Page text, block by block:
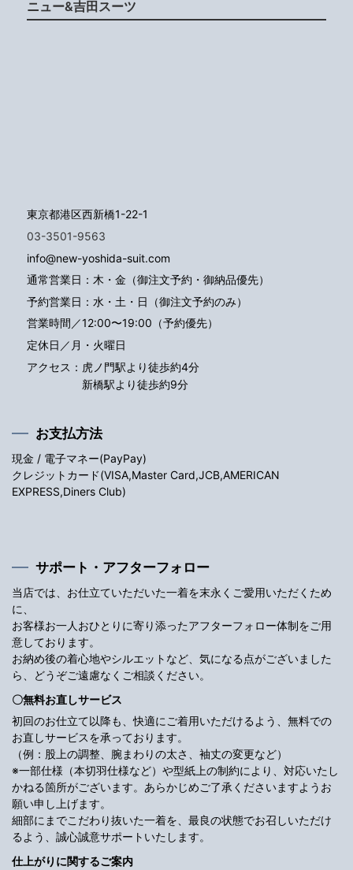
ニュー&吉田スーツ
東京都港区西新橋1-22-1
03-3501-9563
info@new-yoshida-suit.com
通常営業日：木・金（御注文予約・御納品優先）
予約営業日：水・土・日（御注文予約のみ）
営業時間／12:00〜19:00（予約優先）
定休日／月・火曜日
アクセス： 虎ノ門駅より徒歩約4分
新橋駅より徒歩約9分
お支払方法
現金 / 電子マネー(PayPay)
クレジットカード(VISA,Master Card,JCB,AMERICAN
EXPRESS,Diners Club)
サポート・アフターフォロー
当店では、お仕立ていただいた一着を末永くご愛用いただくため
に、
お客様お一人おひとりに寄り添ったアフターフォロー体制をご用
意しております。
お納め後の着心地やシルエットなど、気になる点がございました
ら、どうぞご遠慮なくご相談ください。
〇無料お直しサービス
初回のお仕立て以降も、快適にご着用いただけるよう、無料での
お直しサービスを承っております。
（例：股上の調整、腕まわりの太さ、袖丈の変更など）
※一部仕様（本切羽仕様など）や型紙上の制約により、対応いたし
かねる箇所がございます。あらかじめご了承くださいますようお
願い申し上げます。
細部にまでこだわり抜いた一着を、最良の状態でお召しいただけ
るよう、誠心誠意サポートいたします。
仕上がりに関するご案内